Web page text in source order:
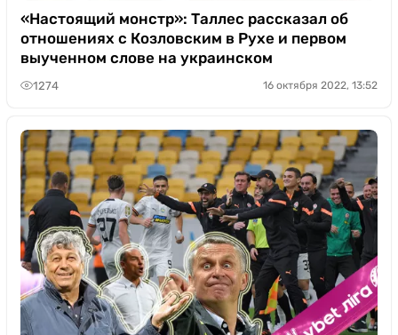
«Настоящий монстр»: Таллес рассказал об
отношениях с Козловским в Рухе и первом
выученном слове на украинском
1274 16 октября 2022, 13:52